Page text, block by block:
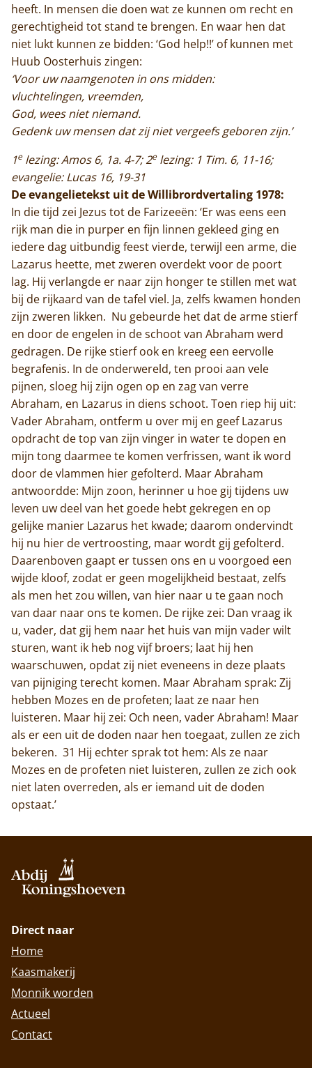
heeft. In mensen die doen wat ze kunnen om recht en
gerechtigheid tot stand te brengen. En waar hen dat
niet lukt kunnen ze bidden: ‘God help!!’ of kunnen met
Huub Oosterhuis zingen:
‘Voor uw naamgenoten in ons midden:
vluchtelingen, vreemden,
God, wees niet niemand.
Gedenk uw mensen dat zij niet vergeefs geboren zijn.’
1elezing: Amos 6, 1a. 4-7; 2elezing: 1 Tim. 6, 11-16;
evangelie: Lucas 16, 19-31
De evangelietekst uit de Willibrordvertaling 1978:
In die tijd zei Jezus tot de Farizeeën: ‘Er was eens een
rijk man die in purper en fijn linnen gekleed ging en
iedere dag uitbundig feest vierde, terwijl een arme, die
Lazarus heette, met zweren overdekt voor de poort
lag. Hij verlangde er naar zijn honger te stillen met wat
bij de rijkaard van de tafel viel. Ja, zelfs kwamen honden
zijn zweren likken. Nu gebeurde het dat de arme stierf
en door de engelen in de schoot van Abraham werd
gedragen. De rijke stierf ook en kreeg een eervolle
begrafenis. In de onderwereld, ten prooi aan vele
pijnen, sloeg hij zijn ogen op en zag van verre
Abraham, en Lazarus in diens schoot. Toen riep hij uit:
Vader Abraham, ontferm u over mij en geef Lazarus
opdracht de top van zijn vinger in water te dopen en
mijn tong daarmee te komen verfrissen, want ik word
door de vlammen hier gefolterd. Maar Abraham
antwoordde: Mijn zoon, herinner u hoe gij tijdens uw
leven uw deel van het goede hebt gekregen en op
gelijke manier Lazarus het kwade; daarom ondervindt
hij nu hier de vertroosting, maar wordt gij gefolterd.
Daarenboven gaapt er tussen ons en u voorgoed een
wijde kloof, zodat er geen mogelijkheid bestaat, zelfs
als men het zou willen, van hier naar u te gaan noch
van daar naar ons te komen. De rijke zei: Dan vraag ik
u, vader, dat gij hem naar het huis van mijn vader wilt
sturen, want ik heb nog vijf broers; laat hij hen
waarschuwen, opdat zij niet eveneens in deze plaats
van pijniging terecht komen. Maar Abraham sprak: Zij
hebben Mozes en de profeten; laat ze naar hen
luisteren. Maar hij zei: Och neen, vader Abraham! Maar
als er een uit de doden naar hen toegaat, zullen ze zich
bekeren. 31 Hij echter sprak tot hem: Als ze naar
Mozes en de profeten niet luisteren, zullen ze zich ook
niet laten overreden, als er iemand uit de doden
opstaat.’
Direct naar
Home
Kaasmakerij
Monnik worden
Actueel
Contact